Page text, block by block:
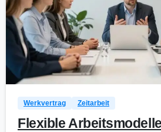
Werkvertrag Zeitarbeit
Flexible